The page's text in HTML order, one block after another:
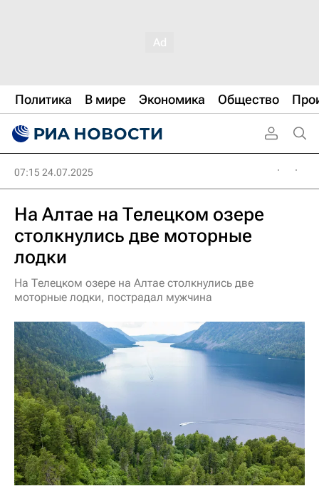
Политика В мире Экономика Общество
07:15 24.07.2025
На Алтае на Телецком озере
столкнулись две моторные
лодки
На Телецком озере на Алтае столкнулись две
моторные лодки, пострадал мужчина